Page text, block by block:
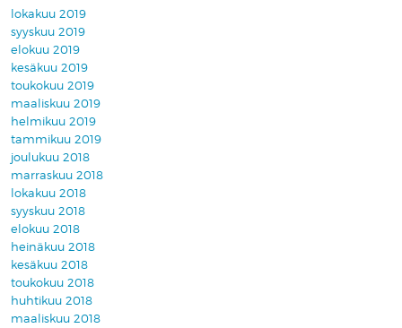
lokakuu 2019
syyskuu 2019
elokuu 2019
kesäkuu 2019
toukokuu 2019
maaliskuu 2019
helmikuu 2019
tammikuu 2019
joulukuu 2018
marraskuu 2018
lokakuu 2018
syyskuu 2018
elokuu 2018
heinäkuu 2018
kesäkuu 2018
toukokuu 2018
huhtikuu 2018
maaliskuu 2018